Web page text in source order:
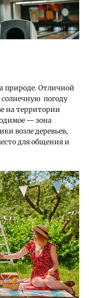
природе. Отличной
солнечную погоду
на территории
— зона
возле деревьев,
для общения и